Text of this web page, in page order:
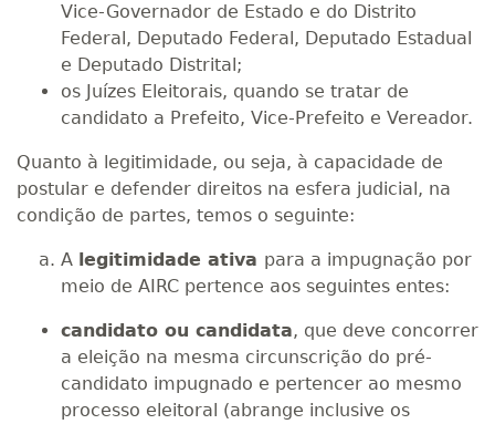
Vice-Governador de Estado e do Distrito
Federal, Deputado Federal, Deputado Estadual
e Deputado Distrital;
os Juízes Eleitorais, quando se tratar de
candidato a Prefeito, Vice-Prefeito e Vereador.
Quanto à legitimidade, ou seja, à capacidade de
postular e defender direitos na esfera judicial, na
condição de partes, temos o seguinte:
A legitimidade ativa para a impugnação por
meio de AIRC pertence aos seguintes entes:
candidato ou candidata, que deve concorrer
a eleição na mesma circunscrição do pré-
candidato impugnado e pertencer ao mesmo
processo eleitoral (abrange inclusive os